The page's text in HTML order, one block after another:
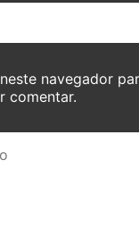
navegador
comentar.